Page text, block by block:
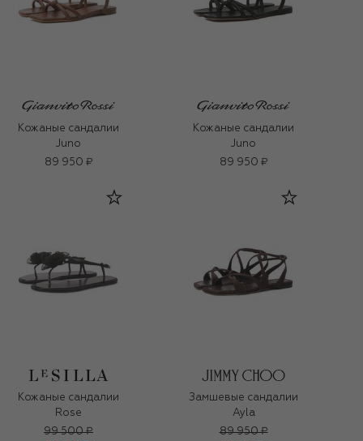
Кожаные сандалии
Juno
89 950 ₽
Кожаные сандалии
Juno
89 950 ₽
Кожаные сандалии
Rose
99 500 ₽
Замшевые сандалии
Ayla
89 950 ₽